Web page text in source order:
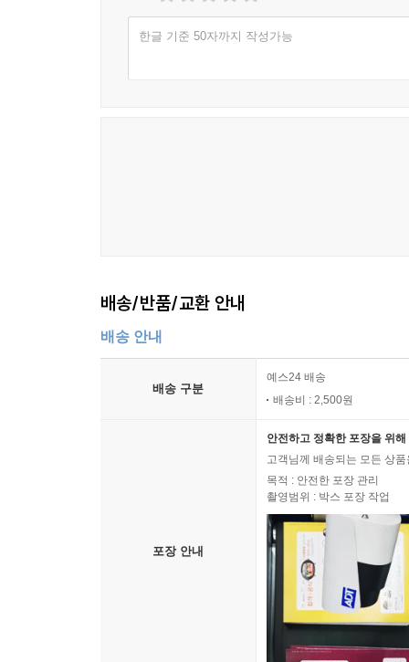
한글 기준 50자까지 작성가능
배송/반품/교환 안내
배송 안내
배송 구분
예스24 배송
배송비 : 2,500원
포장 안내
안전하고 정확한 포장을 위
고객님께 배송되는 모든 상
목적 : 안전한 포장 관리
촬영범위 : 박스 포장 작업